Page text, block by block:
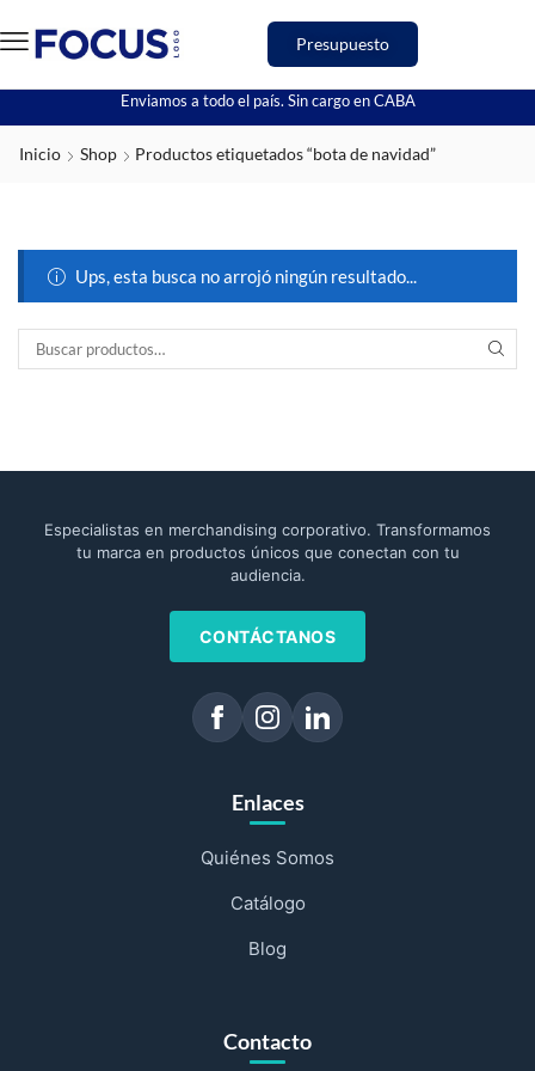
Presupuesto
Enviamos a todo el país. Sin cargo en CABA
Inicio Shop Productos etiquetados “bota de navidad”
Ups, esta busca no arrojó ningún resultado...
Especialistas en merchandising corporativo. Transformamos
tu marca en productos únicos que conectan con tu
audiencia.
CONTÁCTANOS
Enlaces
Quiénes Somos
Catálogo
Blog
Contacto